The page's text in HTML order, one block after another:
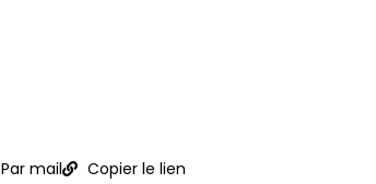
Par mail Copier le lien